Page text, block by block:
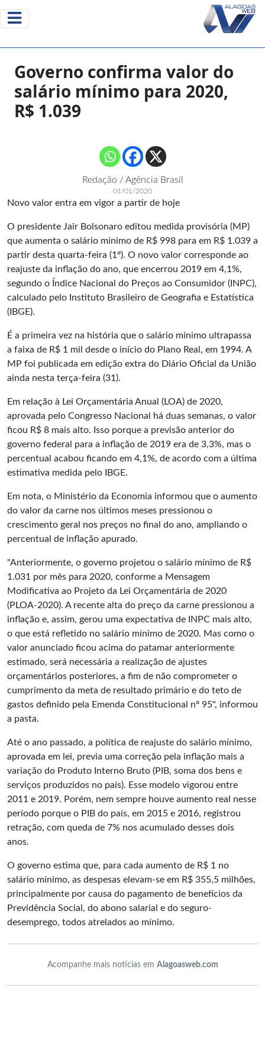
Governo confirma valor do
salário mínimo para 2020,
R$ 1.039
Redação / Agência Brasil
01/01/2020
Novo valor entra em vigor a partir de hoje
O presidente Jair Bolsonaro editou medida provisória (MP)
que aumenta o salário mínimo de R$ 998 para em R$ 1.039 a
partir desta quarta-feira (1º). O novo valor corresponde ao
reajuste da inflação do ano, que encerrou 2019 em 4,1%,
segundo o Índice Nacional do Preços ao Consumidor (INPC),
calculado pelo Instituto Brasileiro de Geografia e Estatística
(IBGE).
É a primeira vez na história que o salário mínimo ultrapassa
a faixa de R$ 1 mil desde o início do Plano Real, em 1994. A
MP foi publicada em edição extra do Diário Oficial da União
ainda nesta terça-feira (31).
Em relação à Lei Orçamentária Anual (LOA) de 2020,
aprovada pelo Congresso Nacional há duas semanas, o valor
ficou R$ 8 mais alto. Isso porque a previsão anterior do
governo federal para a inflação de 2019 era de 3,3%, mas o
percentual acabou ficando em 4,1%, de acordo com a última
estimativa medida pelo IBGE.
Em nota, o Ministério da Economia informou que o aumento
do valor da carne nos últimos meses pressionou o
crescimento geral nos preços no final do ano, ampliando o
percentual de inflação apurado.
"Anteriormente, o governo projetou o salário mínimo de R$
1.031 por mês para 2020, conforme a Mensagem
Modificativa ao Projeto da Lei Orçamentária de 2020
(PLOA-2020). A recente alta do preço da carne pressionou a
inflação e, assim, gerou uma expectativa de INPC mais alto,
o que está refletido no salário mínimo de 2020. Mas como o
valor anunciado ficou acima do patamar anteriormente
estimado, será necessária a realização de ajustes
orçamentários posteriores, a fim de não comprometer o
cumprimento da meta de resultado primário e do teto de
gastos definido pela Emenda Constitucional nº 95", informou
a pasta.
Até o ano passado, a política de reajuste do salário mínimo,
aprovada em lei, previa uma correção pela inflação mais a
variação do Produto Interno Bruto (PIB, soma dos bens e
serviços produzidos no país). Esse modelo vigorou entre
2011 e 2019. Porém, nem sempre houve aumento real nesse
período porque o PIB do país, em 2015 e 2016, registrou
retração, com queda de 7% nos acumulado desses dois
anos.
O governo estima que, para cada aumento de R$ 1 no
salário mínimo, as despesas elevam-se em R$ 355,5 milhões,
principalmente por causa do pagamento de benefícios da
Previdência Social, do abono salarial e do seguro-
desemprego, todos atrelados ao mínimo.
Acompanhe mais notícias em Alagoasweb.com